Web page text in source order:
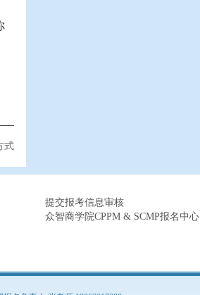
式
提交报考信息审核
众智商学院CPPM & SCMP报名中心